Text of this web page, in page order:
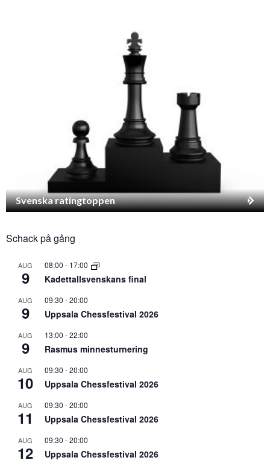
Svenska ratingtoppen
Schack på gång
AUG
9
08:00 - 17:00
Kadettallsvenskans final
AUG
9
09:30 -20:00
Uppsala Chessfestival 2026
AUG
9
13:00 -22:00
Rasmus minnesturnering
AUG
10
09:30 -20:00
Uppsala Chessfestival 2026
AUG
11
09:30 -20:00
Uppsala Chessfestival 2026
AUG
12
09:30 -20:00
Uppsala Chessfestival 2026